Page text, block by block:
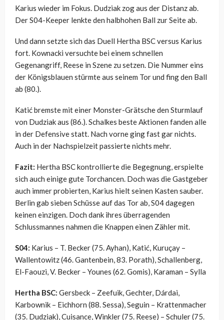
Karius wieder im Fokus. Dudziak zog aus der Distanz ab.
Der S04-Keeper lenkte den halbhohen Ball zur Seite ab.
Und dann setzte sich das Duell Hertha BSC versus Karius
fort. Kownacki versuchte bei einem schnellen
Gegenangriff, Reese in Szene zu setzen. Die Nummer eins
der Königsblauen stürmte aus seinem Tor und fing den Ball
ab (80.).
Katić bremste mit einer Monster-Grätsche den Sturmlauf
von Dudziak aus (86.). Schalkes beste Aktionen fanden alle
in der Defensive statt. Nach vorne ging fast gar nichts.
Auch in der Nachspielzeit passierte nichts mehr.
Fazit: Hertha BSC kontrollierte die Begegnung, erspielte
sich auch einige gute Torchancen. Doch was die Gastgeber
auch immer probierten, Karius hielt seinen Kasten sauber.
Berlin gab sieben Schüsse auf das Tor ab, S04 dagegen
keinen einzigen. Doch dank ihres überragenden
Schlussmannes nahmen die Knappen einen Zähler mit.
S04: Karius – T. Becker (75. Ayhan), Katić, Kuruçay –
Wallentowitz (46. Gantenbein, 83. Porath), Schallenberg,
El-Faouzi, V. Becker – Younes (62. Gomis), Karaman – Sylla
Hertha BSC: Gersbeck – Zeefuik, Gechter, Dárdai,
Karbownik – Eichhorn (88. Sessa), Seguin – Krattenmacher
(35. Dudziak), Cuisance, Winkler (75. Reese) – Schuler (75.